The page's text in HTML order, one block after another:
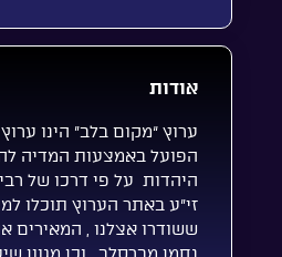
אודות
ערוץ “מקום בלב” הינו
הפועל באמצעות המדיה
היהדות על פי דרכו של
זי”ע באתר הערוץ תוכלו
ששודרו אצלנו , המאירים